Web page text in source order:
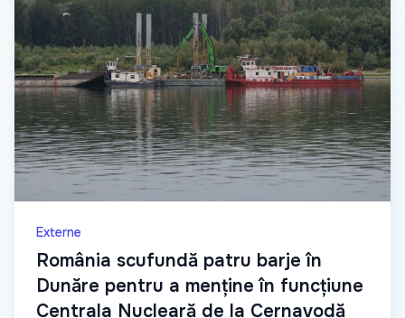
Externe
România scufundă patru barje în
Dunăre pentru a menține în funcțiune
Centrala Nucleară de la Cernavodă